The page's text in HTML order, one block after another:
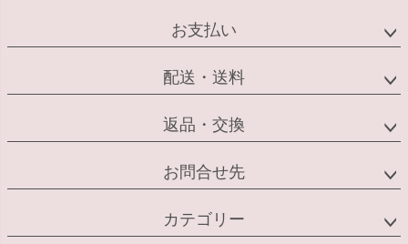
お支払い
配送・送料
返品・交換
お問合せ先
カテゴリー